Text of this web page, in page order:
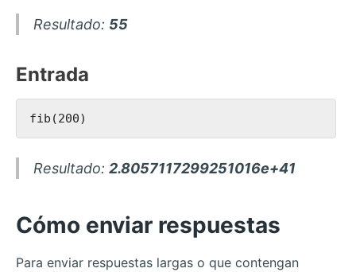
Resultado: 55
Entrada
Resultado: 2.8057117299251016e+41
Cómo enviar respuestas
Para enviar respuestas largas o que contengan